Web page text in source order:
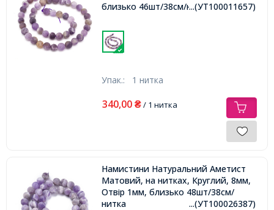
близько 46шт/38см/нитка,...(УТ100011657)
Упак.: 1 нитка
340,00 ₴/ 1 нитка
Намистини Натуральний Аметист
Матовий, на нитках, Круглий, 8мм,
Отвір 1мм, близько 48шт/38см/
нитка
...(УТ100026387)